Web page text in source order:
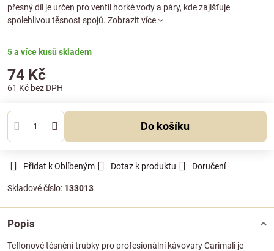
přesný díl je určen pro ventil horké vody a páry, kde zajišťuje
spolehlivou těsnost spojů. Zobrazit více
5 a více kusů skladem
74 Kč
61 Kč bez DPH
Do košíku
Přidat k Oblíbeným Dotaz k produktu Doručení
Skladové číslo: 133013
Popis
Teflonové těsnění trubky pro profesionální kávovary Carimali je